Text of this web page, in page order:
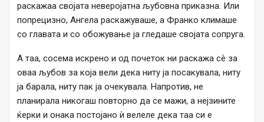
раскажаа својата неверојатна љубовна приказна. Или
попрецизно, Ангела раскажуваше, а Франко климаше
со главата и со обожување ја гледаше својата сопруга.
А таа, сосема искрено и од почеток ни раскажа сѐ за
оваа љубов за која вели дека ниту ја посакувала, ниту
ја барала, ниту пак ја очекувала. Напротив, не
планирала никогаш повторно да се мажи, а нејзините
ќерки и онака постојано ѝ велеле дека таа си е